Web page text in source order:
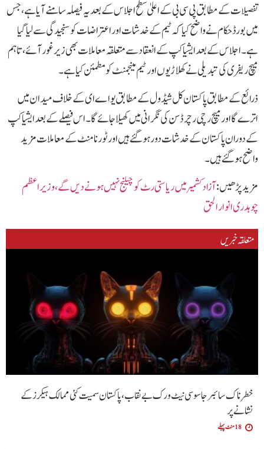
تفصیلات کے مطابق پی سی بی کے اعلیٰ سطح اجلاس کے بعد یہ فیصلہ سامنے آیا ہے، جس
میں بورڈ حکام نے واضح کیا کہ ٹیم کے خدشات اور اعتراضات کو سنجیدگی سے لیا گیا
ہے۔ اجلاس کے بعد ایشیا کپ کے انعقاد سے متعلقہ معاملات بھی زیر غور آئے، تاہم
میچ ریفری کی تبدیلی نے کھلاڑیوں اور ٹیم مینجمنٹ کو مطمئن کیا ہے۔
ذرائع کے مطابق پاکستان کل شیڈول کے مطابق یو اے ای کے خلاف میدان میں
اترے گا اور میچ رچی رچرڈ سن کی نگرانی میں کھیلا جائے گا۔ اس فیصلے کے بعد ایشیا کپ
کے دوران پاکستان کے خدشات دور ہو گئے ہیں اور ٹورنامنٹ کے معاملات مزید
واضح ہوگئے ہیں۔
مزید پڑھیں :آزاد کشمیر میں ریاستی رٹ کو چیلنج نہیں ہونے دیں گے،وزیراعظم
چوہدری انوار الحق
متعلقہ خبریں
خطرناک سائبر جاسوسی نیٹ ورک بے نقاب، پاکستان سمیت کئی ممالک ہیکرز کے
نشانے پر
18 منٹ پہلے